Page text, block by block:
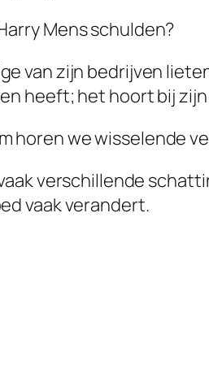
Mens schulden?
van zijn bedrijven
heeft; het hoort bij
horen we wisselende
verschillende
vaak verandert.